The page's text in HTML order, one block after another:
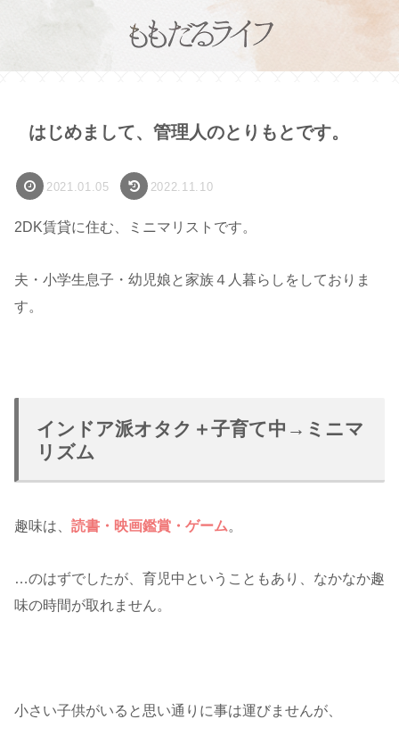
はじめまして、管理人のとりもとです。
2021.01.05 2022.11.10
2DK賃貸に住む、ミニマリストです。
夫・小学生息子・幼児娘と家族４人暮らしをしておりま
す。
インドア派オタク＋子育て中→ミニマ
リズム
趣味は、 読書・映画鑑賞・ゲーム。
…のはずでしたが、育児中ということもあり、なかなか趣
味の時間が取れません。
小さい子供がいると思い通りに事は運びませんが、